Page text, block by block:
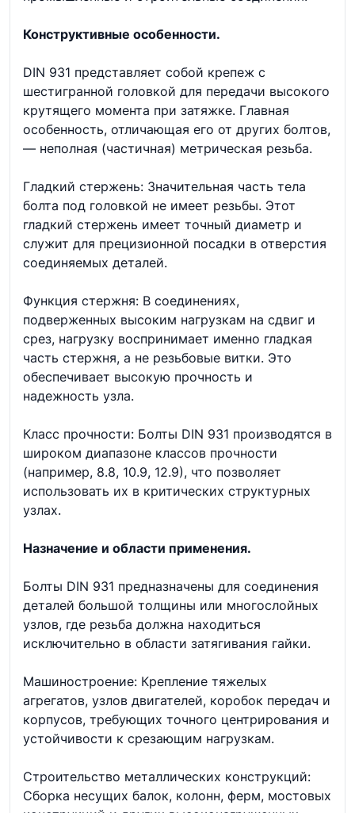
Конструктивные особенности.
DIN 931 представляет собой крепеж с
шестигранной головкой для передачи высокого
крутящего момента при затяжке. Главная
особенность, отличающая его от других болтов,
— неполная (частичная) метрическая резьба.
Гладкий стержень: Значительная часть тела
болта под головкой не имеет резьбы. Этот
гладкий стержень имеет точный диаметр и
служит для прецизионной посадки в отверстия
соединяемых деталей.
Функция стержня: В соединениях,
подверженных высоким нагрузкам на сдвиг и
срез, нагрузку воспринимает именно гладкая
часть стержня, а не резьбовые витки. Это
обеспечивает высокую прочность и
надежность узла.
Класс прочности: Болты DIN 931 производятся в
широком диапазоне классов прочности
(например, 8.8, 10.9, 12.9), что позволяет
использовать их в критических структурных
узлах.
Назначение и области применения.
Болты DIN 931 предназначены для соединения
деталей большой толщины или многослойных
узлов, где резьба должна находиться
исключительно в области затягивания гайки.
Машиностроение: Крепление тяжелых
агрегатов, узлов двигателей, коробок передач и
корпусов, требующих точного центрирования и
устойчивости к срезающим нагрузкам.
Строительство металлических конструкций:
Сборка несущих балок, колонн, ферм, мостовых